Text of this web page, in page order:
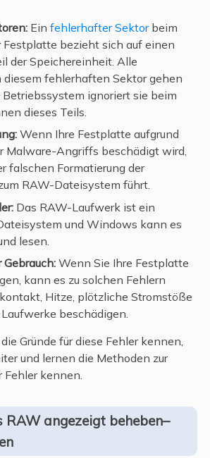
Einfehlerhafter Sektorbeim
Festplatte bezieht sich auf einen
der Speichereinheit. Alle
fehlerhaften Sektor gehen
Betriebssystem ignoriert sie beim
dieses Teils.
Wenn Ihre Festplatte aufgrund
Malware-Angriffs beschädigt wird,
falschen Formatierung der
RAW-Dateisystem führt.
Das RAW-Laufwerk ist ein
und Windows kann es
lesen.
Wenn Sie Ihre Festplatte
kann es zu solchen Fehlern
Hitze, plötzliche Stromstöße
beschädigen.
Gründe für diese Fehler kennen,
und lernen die Methoden zur
Fehler kennen.
RAW angezeigt beheben–